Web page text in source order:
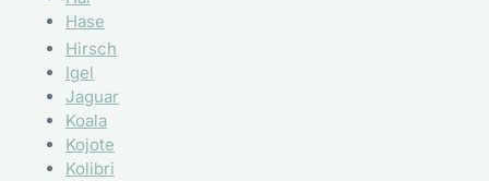
Hase
Hirsch
Igel
Jaguar
Koala
Kojote
Kolibri